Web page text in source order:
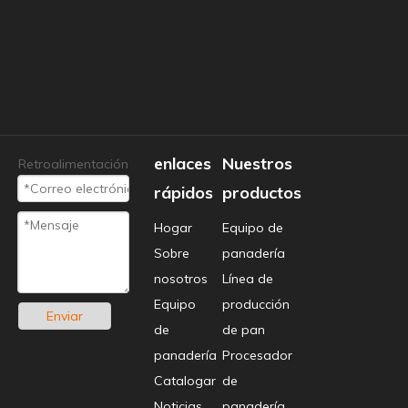
Retroalimentación
Enviar
enlaces
rápidos
Hogar
Sobre
nosotros
Equipo
de
panadería
Catalogar
Nuestros
productos
Equipo de
panadería
Línea de
producción
de pan
Procesador
de